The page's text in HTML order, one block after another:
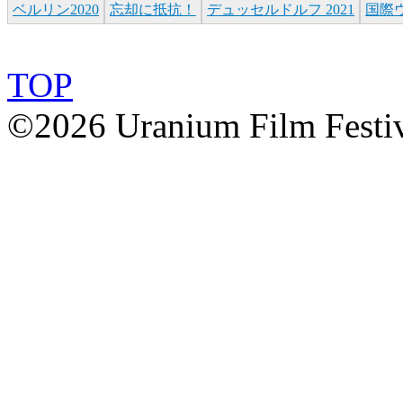
ベルリン2020 忘却に抵抗！ デュッセルドルフ 2021 国際
TOP
©2026 Uranium Film